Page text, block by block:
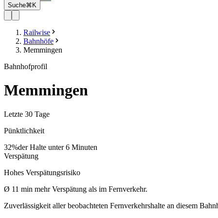
Suche⌘K
Railwise
Bahnhöfe
Memmingen
Bahnhofprofil
Memmingen
Letzte 30 Tage
Pünktlichkeit
32%der Halte unter 6 Minuten
Verspätung
Hohes Verspätungsrisiko
Ø 11 min mehr Verspätung als im Fernverkehr.
Zuverlässigkeit aller beobachteten Fernverkehrshalte an diesem